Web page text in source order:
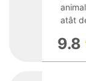
atât
9.8